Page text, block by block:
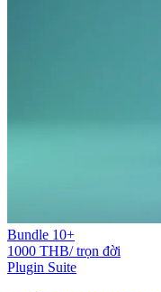
Bundle 10+
1000 THB/ trọn đời
Plugin Suite